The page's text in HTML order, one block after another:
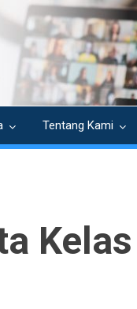
Tentang Kami
Kelas